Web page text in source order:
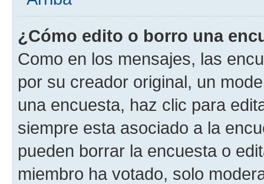
¿Cómo edito o borro una
Como en los mensajes, las
por su creador original, un
una encuesta, haz clic para
siempre esta asociado a la
pueden borrar la encuesta o
miembro ha votado, solo